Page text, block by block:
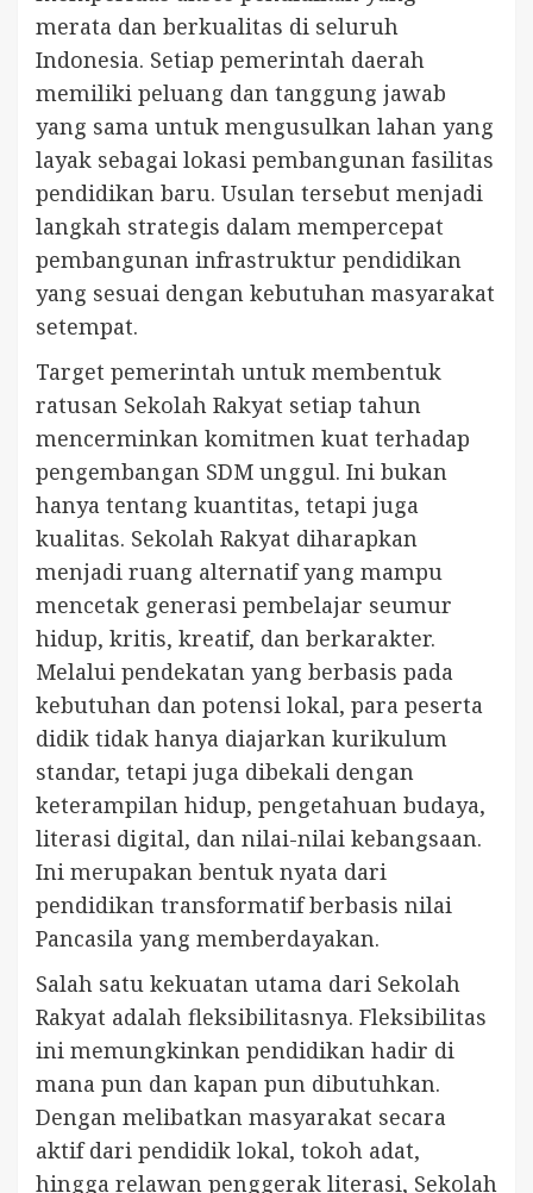
merata dan berkualitas di seluruh
Indonesia. Setiap pemerintah daerah
memiliki peluang dan tanggung jawab
yang sama untuk mengusulkan lahan yang
layak sebagai lokasi pembangunan fasilitas
pendidikan baru. Usulan tersebut menjadi
langkah strategis dalam mempercepat
pembangunan infrastruktur pendidikan
yang sesuai dengan kebutuhan masyarakat
setempat.
Target pemerintah untuk membentuk
ratusan Sekolah Rakyat setiap tahun
mencerminkan komitmen kuat terhadap
pengembangan SDM unggul. Ini bukan
hanya tentang kuantitas, tetapi juga
kualitas. Sekolah Rakyat diharapkan
menjadi ruang alternatif yang mampu
mencetak generasi pembelajar seumur
hidup, kritis, kreatif, dan berkarakter.
Melalui pendekatan yang berbasis pada
kebutuhan dan potensi lokal, para peserta
didik tidak hanya diajarkan kurikulum
standar, tetapi juga dibekali dengan
keterampilan hidup, pengetahuan budaya,
literasi digital, dan nilai-nilai kebangsaan.
Ini merupakan bentuk nyata dari
pendidikan transformatif berbasis nilai
Pancasila yang memberdayakan.
Salah satu kekuatan utama dari Sekolah
Rakyat adalah fleksibilitasnya. Fleksibilitas
ini memungkinkan pendidikan hadir di
mana pun dan kapan pun dibutuhkan.
Dengan melibatkan masyarakat secara
aktif dari pendidik lokal, tokoh adat,
hingga relawan penggerak literasi, Sekolah